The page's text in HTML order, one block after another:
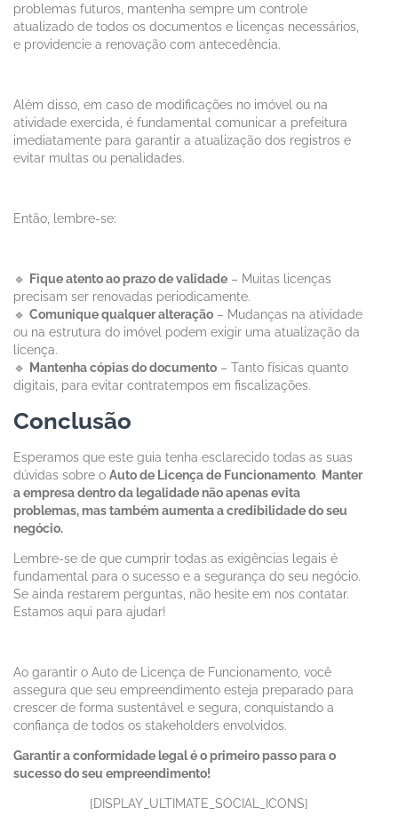
problemas futuros, mantenha sempre um controle
atualizado de todos os documentos e licenças necessários,
e providencie a renovação com antecedência.
Além disso, em caso de modificações no imóvel ou na
atividade exercida, é fundamental comunicar a prefeitura
imediatamente para garantir a atualização dos registros e
evitar multas ou penalidades.
Então, lembre-se:
🔹 Fique atento ao prazo de validade – Muitas licenças
precisam ser renovadas periodicamente.
🔹 Comunique qualquer alteração – Mudanças na atividade
ou na estrutura do imóvel podem exigir uma atualização da
licença.
🔹
Mantenha cópias do documento – Tanto físicas quanto
digitais, para evitar contratempos em fiscalizações.
Conclusão
Esperamos que este guia tenha esclarecido todas as suas
dúvidas sobre o Auto de Licença de Funcionamento. Manter
a empresa dentro da legalidade não apenas evita
problemas, mas também aumenta a credibilidade do seu
negócio.
Lembre-se de que cumprir todas as exigências legais é
fundamental para o sucesso e a segurança do seu negócio.
Se ainda restarem perguntas, não hesite em nos contatar.
Estamos aqui para ajudar!
Ao garantir o Auto de Licença de Funcionamento, você
assegura que seu empreendimento esteja preparado para
crescer de forma sustentável e segura, conquistando a
confiança de todos os stakeholders envolvidos.
Garantir a conformidade legal é o primeiro passo para o
sucesso do seu empreendimento!
[DISPLAY_ULTIMATE_SOCIAL_ICONS]